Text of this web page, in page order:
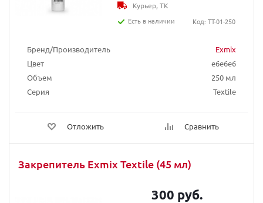
Бренд/Производитель
Exmix
Цвет
e6e6e6
Объем
250 мл
Серия
Textile
Отложить Сравнить
Курьер, ТК
Есть в наличии
Код: TT-01-250
Закрепитель Exmix Textile (45 мл)
300 руб.